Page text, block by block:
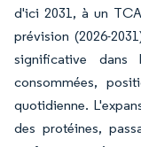
d'ici 2031, à un
prévision (2026-
significative
consommées,
quotidienne.
des protéines,